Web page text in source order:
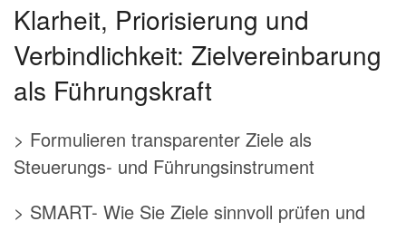
Klarheit, Priorisierung und
Verbindlichkeit: Zielvereinbarung
als Führungskraft
> Formulieren transparenter Ziele als
Steuerungs- und Führungsinstrument
> SMART- Wie Sie Ziele sinnvoll prüfen und